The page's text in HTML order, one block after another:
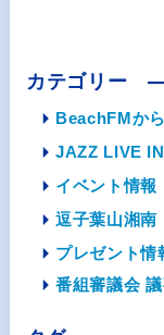
カテゴリー
BeachFMか
JAZZ LIVE
イベント情報
逗子葉山湘
プレゼント情
番組審議会